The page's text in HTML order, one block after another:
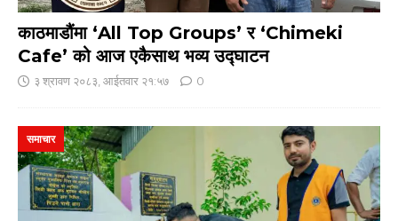
काठमाडौंमा ‘All Top Groups’ र ‘Chimeki
Cafe’ को आज एकैसाथ भव्य उद्घाटन
३ श्रावण २०८३, आईतवार २१:५७ 0
समाचार